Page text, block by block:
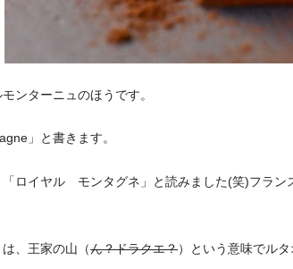
ンターニュのほうです。
」と書きます。
ロイヤル モンタグネ」と読みました(笑)フラン
、王家の山（ん？ドラクエ？）という意味でル